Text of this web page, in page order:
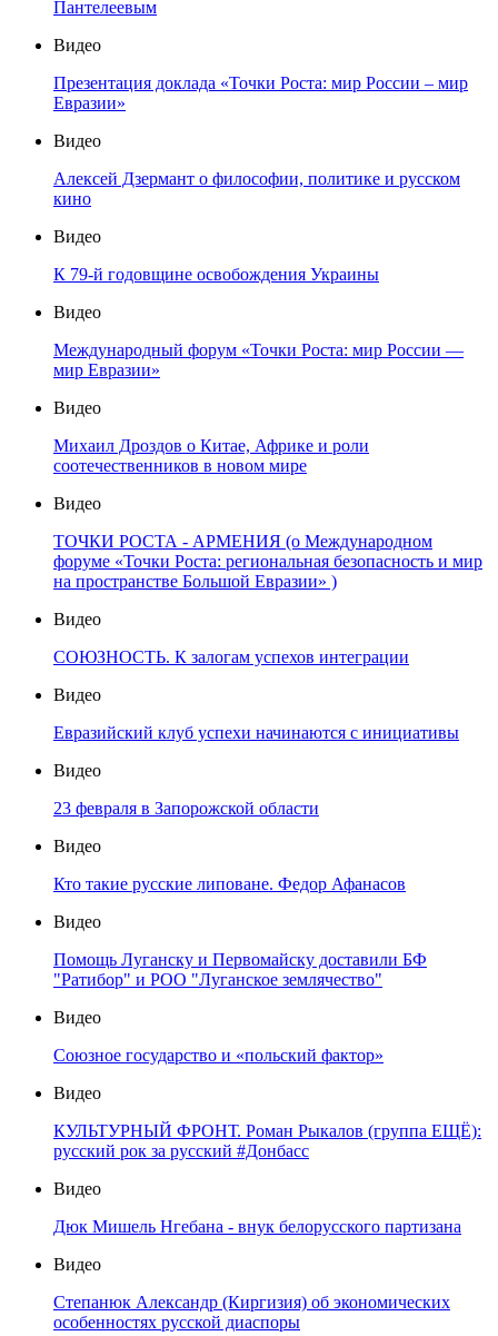
Пантелеевым
Видео
Презентация доклада «Точки Роста: мир России – мир
Евразии»
Видео
Алексей Дзермант о философии, политике и русском
кино
Видео
К 79-й годовщине освобождения Украины
Видео
Международный форум «Точки Роста: мир России —
мир Евразии»
Видео
Михаил Дроздов о Китае, Африке и роли
соотечественников в новом мире
Видео
ТОЧКИ РОСТА - АРМЕНИЯ (о Международном
форуме «Точки Роста: региональная безопасность и мир
на пространстве Большой Евразии» )
Видео
СОЮЗНОСТЬ. К залогам успехов интеграции
Видео
Евразийский клуб успехи начинаются с инициативы
Видео
23 февраля в Запорожской области
Видео
Кто такие русские липоване. Федор Афанасов
Видео
Помощь Луганску и Первомайску доставили БФ
"Ратибор" и РОО "Луганское землячество"
Видео
Союзное государство и «польский фактор»
Видео
КУЛЬТУРНЫЙ ФРОНТ. Роман Рыкалов (группа ЕЩЁ):
русский рок за русский #Донбасс
Видео
Дюк Мишель Нгебана - внук белорусского партизана
Видео
Степанюк Александр (Киргизия) об экономических
особенностях русской диаспоры